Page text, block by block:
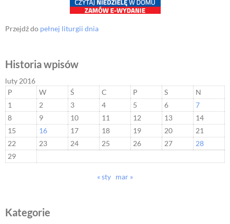
Przejdź do pełnej liturgii dnia
Historia wpisów
luty 2016
P
W Ś C P S
N
1
2 3 4 5 6
7
8
9 10 11 12 13
14
15
16 17 18 19 20
21
22
23 24 25 26 27
28
29
« sty mar »
Kategorie